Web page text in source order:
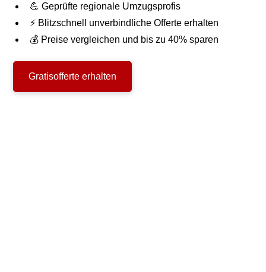
💪 Geprüfte regionale Umzugsprofis
⚡ Blitzschnell unverbindliche Offerte erhalten
💰 Preise vergleichen und bis zu 40% sparen
Gratisofferte erhalten